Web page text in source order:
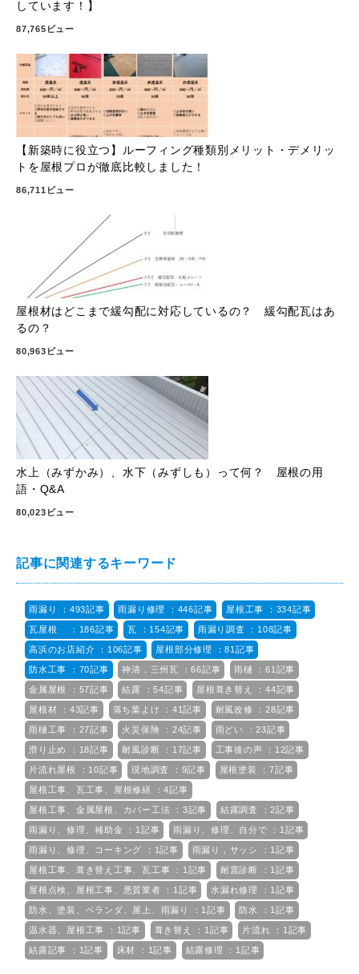
しています！】
87,765ビュー
【新築時に役立つ】ルーフィング種類別メリット・デメリッ
トを屋根プロが徹底比較しました！
86,711ビュー
屋根材はどこまで緩勾配に対応しているの？ 緩勾配瓦はあ
るの？
80,963ビュー
水上（みずかみ）、水下（みずしも）って何？ 屋根の用
語・Q&A
80,023ビュー
記事に関連するキーワード
雨漏り ：493記事 雨漏り修理 ：446記事 屋根工事 ：334記事
瓦屋根 ：186記事 瓦 ：154記事 雨漏り調査 ：108記事
高浜のお店紹介 ：106記事 屋根部分修理 ：81記事
防水工事 ：70記事 神清，三州瓦 ：66記事 雨樋 ：61記事
金属屋根 ：57記事 結露 ：54記事 屋根葺き替え ：44記事
屋根材 ：43記事 落ち葉よけ ：41記事 耐風改修 ：28記事
雨樋工事 ：27記事 火災保険 ：24記事 雨どい ：23記事
滑り止め ：18記事 耐風診断 ：17記事 工事後の声 ：12記事
片流れ屋根 ：10記事 現地調査 ：9記事 屋根塗装 ：7記事
屋根工事、瓦工事、屋根修繕 ：4記事
屋根工事、金属屋根、カバー工法 ：3記事 結露調査 ：2記事
雨漏り、修理、補助金 ：1記事 雨漏り、修理、自分で ：1記事
雨漏り、修理、コーキング ：1記事 雨漏り，サッシ ：1記事
屋根工事、葺き替え工事、瓦工事 ：1記事 耐震診断 ：1記事
屋根点検、屋根工事、悪質業者 ：1記事 水漏れ修理 ：1記事
防水、塗装、ベランダ、屋上、雨漏り ：1記事 防水 ：1記事
温水器、屋根工事 ：1記事 葺き替え ：1記事 片流れ ：1記事
結露記事 ：1記事 床材 ：1記事 結露修理 ：1記事